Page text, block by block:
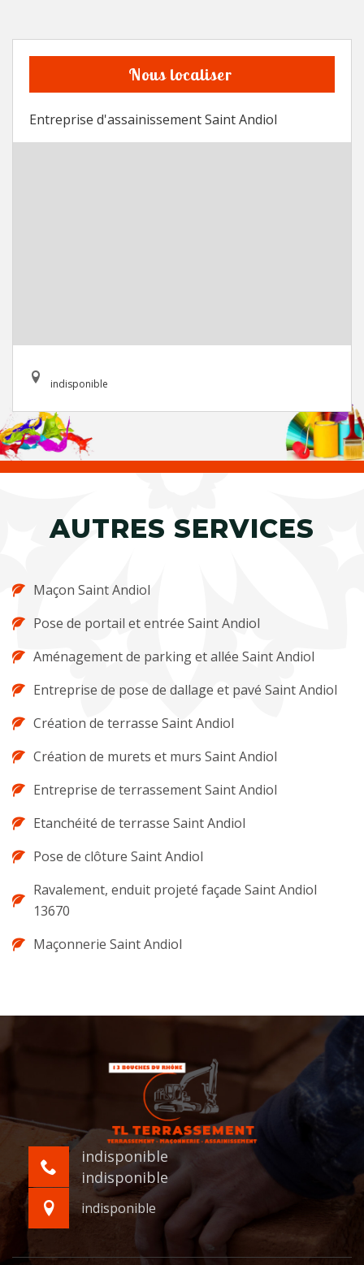
Nous localiser
Entreprise d'assainissement Saint Andiol
indisponible
AUTRES SERVICES
Maçon Saint Andiol
Pose de portail et entrée Saint Andiol
Aménagement de parking et allée Saint Andiol
Entreprise de pose de dallage et pavé Saint Andiol
Création de terrasse Saint Andiol
Création de murets et murs Saint Andiol
Entreprise de terrassement Saint Andiol
Etanchéité de terrasse Saint Andiol
Pose de clôture Saint Andiol
Ravalement, enduit projeté façade Saint Andiol
13670
Maçonnerie Saint Andiol
indisponible
indisponible
indisponible